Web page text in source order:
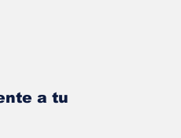
a tu